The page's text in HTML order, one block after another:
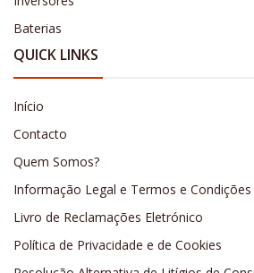
Baterias
QUICK LINKS
Início
Contacto
Quem Somos?
Informação Legal e Termos e Condições
Livro de Reclamações Eletrónico
Política de Privacidade e de Cookies